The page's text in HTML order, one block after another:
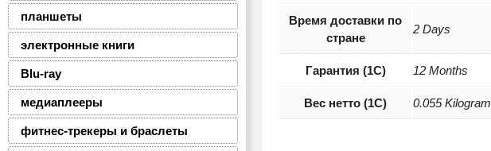
планшеты
электронные книги
Blu-ray
медиаплееры
фитнес-трекеры и браслеты
Время доставки по
стране
2 Days
Гарантия (1С) 12 Months
Вес нетто (1С) 0.055